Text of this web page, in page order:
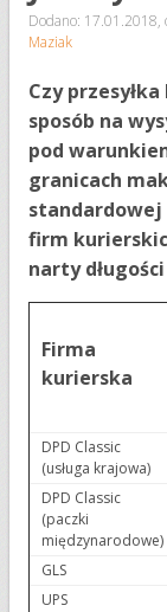
Dodano: 17.01.2018,
Maziak
Czy
sposób na
pod
granicach
standardowej
firm
narty
Firma
kurierska
DPD Classic
(usługa krajowa)
DPD Classic
(paczki
międzynarodowe)
GLS
UPS